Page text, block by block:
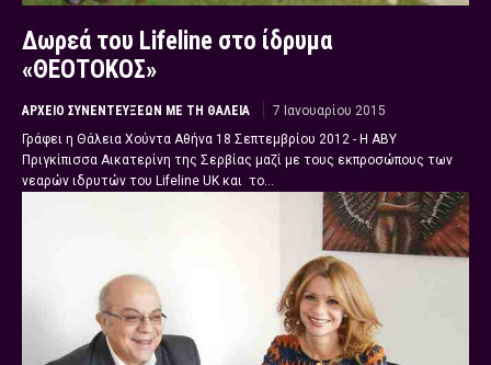
Δωρεά του Lifeline στο ίδρυμα
«ΘΕΟΤΟΚΟΣ»
ΑΡΧΕΊΟ ΣΥΝΕΝΤΕΎΞΕΩΝ ΜΕ ΤΗ ΘΆΛΕΙΑ
7 Ιανουαρίου 2015
Γράφει η Θάλεια Χούντα Αθήνα 18 Σεπτεμβρίου 2012 - Η ΑΒΥ
Πριγκίπισσα Αικατερίνη της Σερβίας μαζί με τους εκπροσώπους των
νεαρών ιδρυτών του Lifeline UK και το...